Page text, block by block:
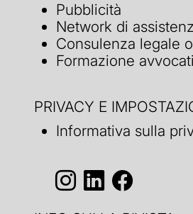
Pubblicità
Network di
Consulenza legale
Formazione avvocati
PRIVACY E
Informativa sulla